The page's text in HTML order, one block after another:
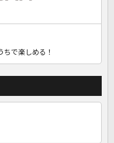
ちで楽しめる！